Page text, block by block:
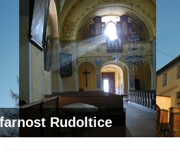
Rudoltice